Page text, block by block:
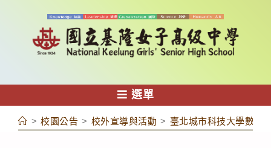
容
選單
> 校園公告 > 校外宣導與活動 > 臺北城市科技大學數位